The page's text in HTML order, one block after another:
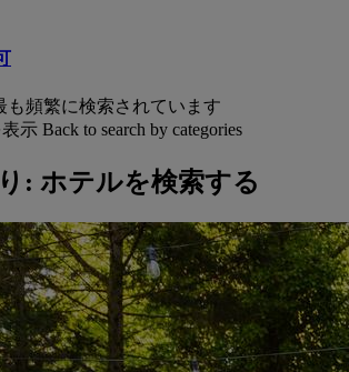
も頻繁に検索されています
示 Back to search by categories
: ホテルを検索する